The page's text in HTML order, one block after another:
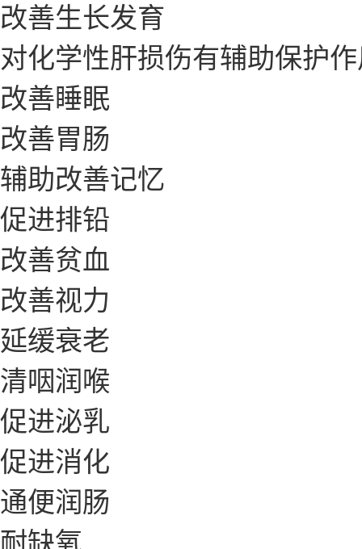
改善生长发育
对化学性肝损伤有辅助保护
改善睡眠
改善胃肠
辅助改善记忆
促进排铅
改善贫血
改善视力
延缓衰老
清咽润喉
促进泌乳
促进消化
通便润肠
耐缺氧